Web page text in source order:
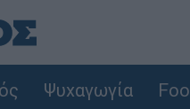
Ψυχαγωγία